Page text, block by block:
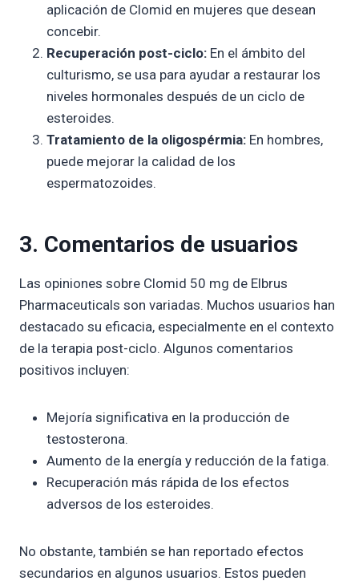
aplicación de Clomid en mujeres que desean
concebir.
Recuperación post-ciclo: En el ámbito del
culturismo, se usa para ayudar a restaurar los
niveles hormonales después de un ciclo de
esteroides.
Tratamiento de la oligospérmia: En hombres,
puede mejorar la calidad de los
espermatozoides.
3. Comentarios de usuarios
Las opiniones sobre Clomid 50 mg de Elbrus
Pharmaceuticals son variadas. Muchos usuarios han
destacado su eficacia, especialmente en el contexto
de la terapia post-ciclo. Algunos comentarios
positivos incluyen:
Mejoría significativa en la producción de
testosterona.
Aumento de la energía y reducción de la fatiga.
Recuperación más rápida de los efectos
adversos de los esteroides.
No obstante, también se han reportado efectos
secundarios en algunos usuarios. Estos pueden